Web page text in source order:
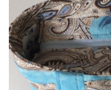
MOJE POSLEDNÍ PRÁCE